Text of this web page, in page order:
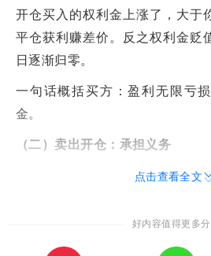
开仓买入的权利金上涨了，大于
平仓获利赚差价。反之权利金贬
日逐渐归零。
一句话概括买方：盈利无限亏
金。
（二）卖出开仓：承担义务
当我们选择卖出开仓时，指的是
定的时间、约定的价格卖出或
点击查看全文
好内容值得更多